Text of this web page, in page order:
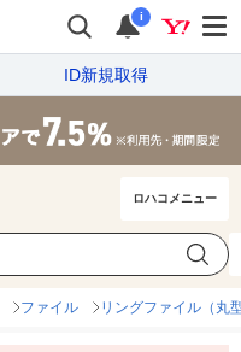
i
ID新規取得
ロハコメニュー
ファイル リングファイル（丸